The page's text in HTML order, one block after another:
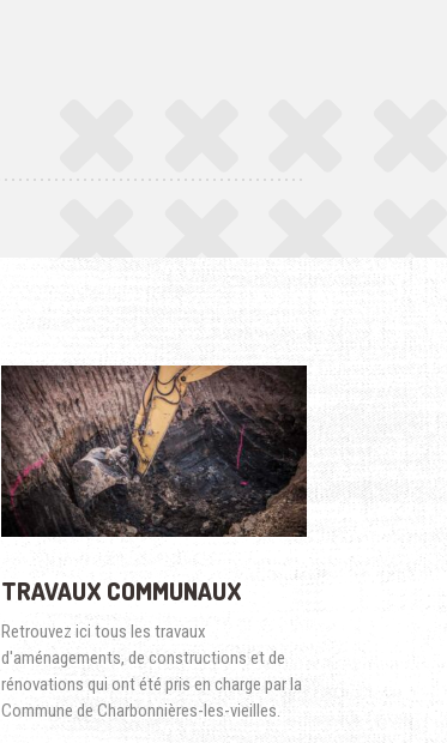
TRAVAUX COMMUNAUX
Retrouvez ici tous les travaux
d'aménagements, de constructions et de
rénovations qui ont été pris en charge par la
Commune de Charbonnières-les-vieilles.